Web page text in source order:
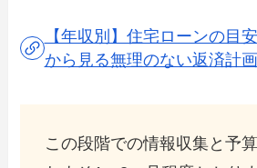
【年収別】住宅ローンの目
から見る無理のない返済計
この段階での情報収集と予